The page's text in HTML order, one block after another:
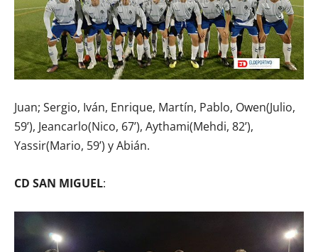
Juan; Sergio, Iván, Enrique, Martín, Pablo, Owen(Julio,
59’), Jeancarlo(Nico, 67’), Aythami(Mehdi, 82’),
Yassir(Mario, 59’) y Abián.
CD SAN MIGUEL: